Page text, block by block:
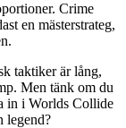
Crime
en mästerstrateg,
taktiker är lång,
Men tänk om du
in i Worlds Collide
legend?